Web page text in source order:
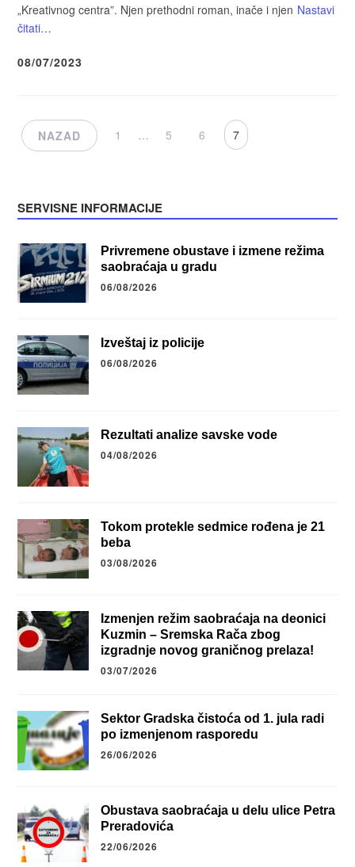
„Kreativnog centra”. Njen prethodni roman, inače i njen Nastavi
čitati…
08/07/2023
NAZAD 1 … 5 6 7
SERVISNE INFORMACIJE
Privremene obustave i izmene režima
saobraćaja u gradu
06/08/2026
Izveštaj iz policije
06/08/2026
Rezultati analize savske vode
04/08/2026
Tokom protekle sedmice rođena je 21
beba
03/08/2026
Izmenjen režim saobraćaja na deonici
Kuzmin – Sremska Rača zbog
izgradnje novog graničnog prelaza!
03/07/2026
Sektor Gradska čistoća od 1. jula radi
po izmenjenom rasporedu
26/06/2026
Obustava saobraćaja u delu ulice Petra
Preradovića
22/06/2026